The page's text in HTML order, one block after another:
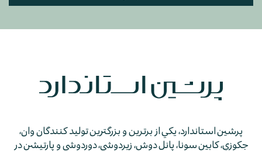
پرشين استاندارد، يكي از برترين و بزرگترين توليد كنندگان وان،
جكوزي، كابين سونا، پانل دوش، زيردوشي، دوردوشي و پارتيشن در